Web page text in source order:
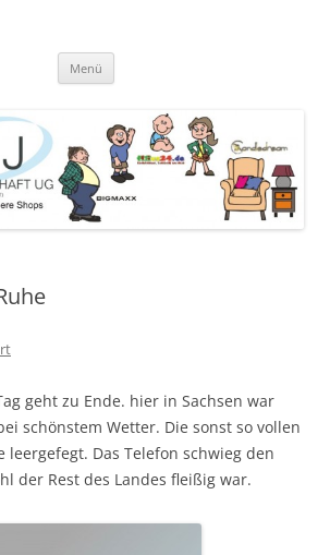
angebotene Produkte
Menü
geht zu Ende. hier in Sachsen war
schönstem Wetter. Die sonst so vollen
leergefegt. Das Telefon schwieg den
der Rest des Landes fleißig war.